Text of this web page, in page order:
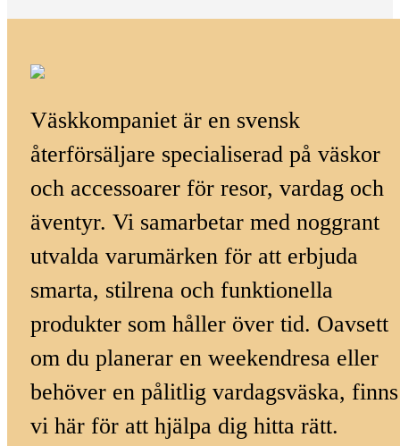
Väskkompaniet är en svensk
återförsäljare specialiserad på väskor
och accessoarer för resor, vardag och
äventyr. Vi samarbetar med noggrant
utvalda varumärken för att erbjuda
smarta, stilrena och funktionella
produkter som håller över tid. Oavsett
om du planerar en weekendresa eller
behöver en pålitlig vardagsväska, finns
vi här för att hjälpa dig hitta rätt.